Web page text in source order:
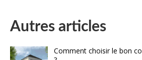
Autres articles
Comment choisir le bon